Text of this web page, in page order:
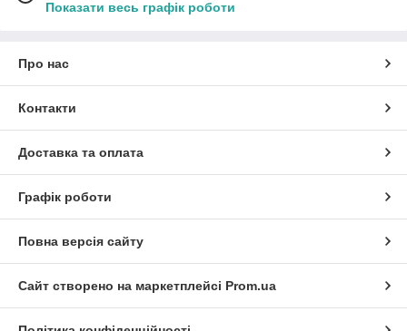
Показати весь графік роботи
Про нас
Контакти
Доставка та оплата
Графік роботи
Повна версія сайту
Сайт створено на маркетплейсі Prom.ua